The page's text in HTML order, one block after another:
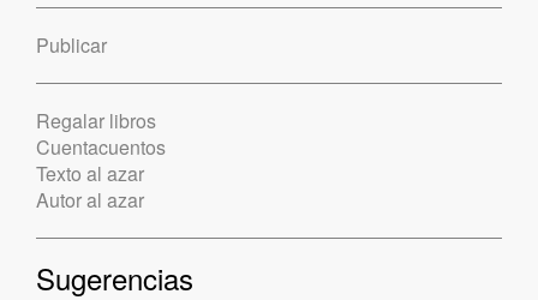
Publicar
Regalar libros
Cuentacuentos
Texto al azar
Autor al azar
Sugerencias